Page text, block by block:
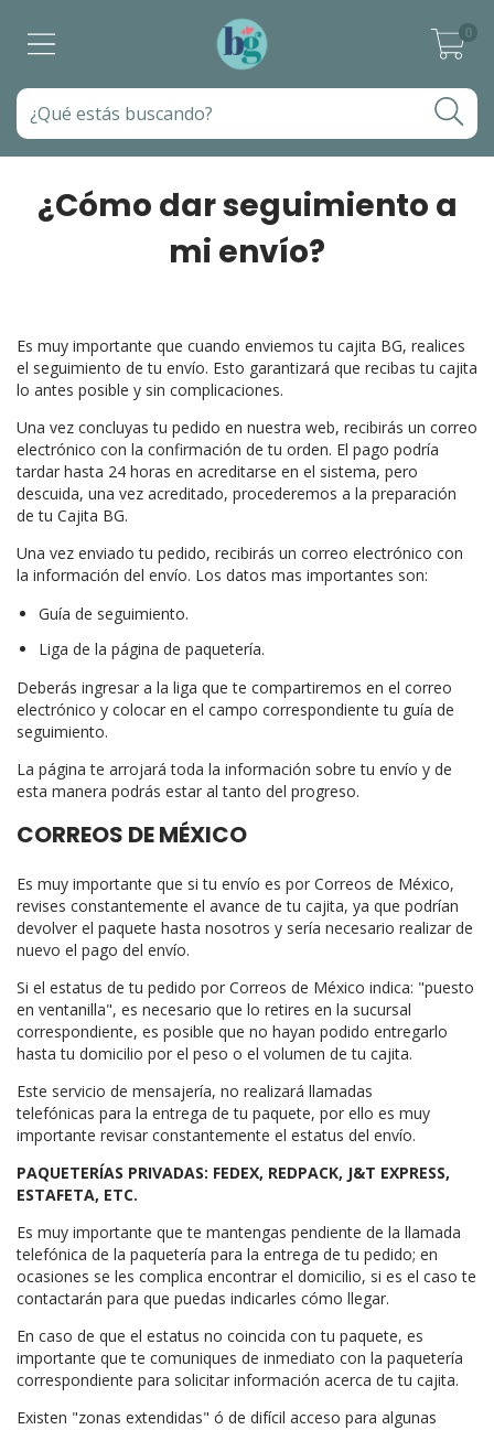
0
¿Cómo dar seguimiento a
mi envío?
Es muy importante que cuando enviemos tu cajita BG, realices
el seguimiento de tu envío. Esto garantizará que recibas tu cajita
lo antes posible y sin complicaciones.
Una vez concluyas tu pedido en nuestra web, recibirás un correo
electrónico con la confirmación de tu orden. El pago podría
tardar hasta 24 horas en acreditarse en el sistema, pero
descuida, una vez acreditado, procederemos a la preparación
de tu Cajita BG.
Una vez enviado tu pedido, recibirás un correo electrónico con
la información del envío. Los datos mas importantes son:
Guía de seguimiento.
Liga de la página de paquetería.
Deberás ingresar a la liga que te compartiremos en el correo
electrónico y colocar en el campo correspondiente tu guía de
seguimiento.
La página te arrojará toda la información sobre tu envío y de
esta manera podrás estar al tanto del progreso.
CORREOS DE MÉXICO
Es muy importante que si tu envío es por Correos de México,
revises constantemente el avance de tu cajita, ya que podrían
devolver el paquete hasta nosotros y sería necesario realizar de
nuevo el pago del envío.
Si el estatus de tu pedido por Correos de México indica: "puesto
en ventanilla", es necesario que lo retires en la sucursal
correspondiente, es posible que no hayan podido entregarlo
hasta tu domicilio por el peso o el volumen de tu cajita.
Este servicio de mensajería, no realizará llamadas
telefónicas para la entrega de tu paquete, por ello es muy
importante revisar constantemente el estatus del envío.
PAQUETERÍAS PRIVADAS: FEDEX, REDPACK, J&T EXPRESS,
ESTAFETA, ETC.
Es muy importante que te mantengas pendiente de la llamada
telefónica de la paquetería para la entrega de tu pedido; en
ocasiones se les complica encontrar el domicilio, si es el caso te
contactarán para que puedas indicarles cómo llegar.
En caso de que el estatus no coincida con tu paquete, es
importante que te comuniques de inmediato con la paquetería
correspondiente para solicitar información acerca de tu cajita.
Existen "zonas extendidas" ó de difícil acceso para algunas